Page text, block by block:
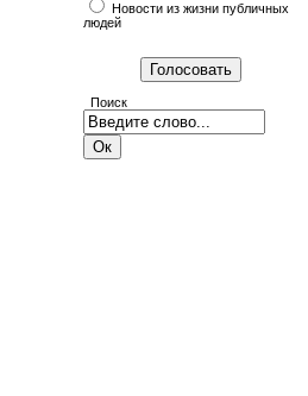
Новости из жизни публичных
людей
Поиск